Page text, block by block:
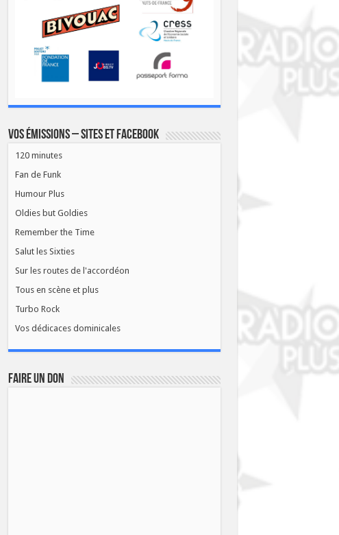
Vos émissions – Sites et Facebook
120 minutes
Fan de Funk
Humour Plus
Oldies but Goldies
Remember the Time
Salut les Sixties
Sur les routes de l'accordéon
Tous en scène et plus
Turbo Rock
Vos dédicaces dominicales
FAIRE UN DON